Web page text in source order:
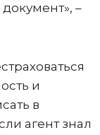
–
и
в
агент знал